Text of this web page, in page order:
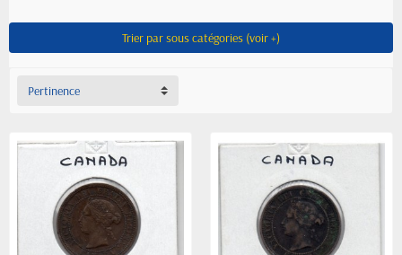
Trier par sous catégories (voir +)
Pertinence